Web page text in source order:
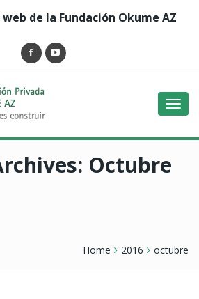
de la Fundación Okume AZ
Octubre
Home 2016 octubre